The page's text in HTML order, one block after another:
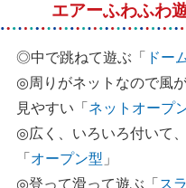
エアーふわふわ
◎中で跳ねて遊ぶ「 ドー
◎周りがネットなので風
見やすい「 ネットオープ
◎広く、いろいろ付いて
「 オープン型 」
◎登って滑って遊ぶ「 ス